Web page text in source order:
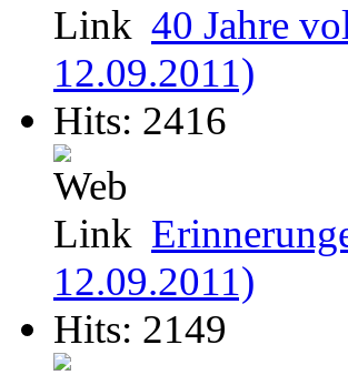
40 Jahre
12.09.2011)
Hits: 2416
12.09.2011)
Hits: 2149